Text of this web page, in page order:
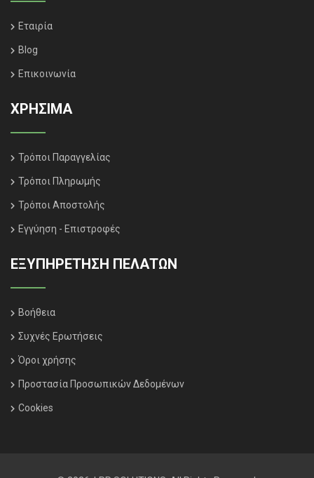
Εταιρία
Blog
Επικοινωνία
ΧΡΗΣΙΜΑ
Τρόποι Παραγγελίας
Τρόποι Πληρωμής
Τρόποι Αποστολής
Εγγύηση - Επιστροφές
ΕΞΥΠΗΡΈΤΗΣΗ ΠΕΛΑΤΏΝ
Βοήθεια
Συχνές Ερωτήσεις
Όροι χρήσης
Προστασία Προσωπικών Δεδομένων
Cookies